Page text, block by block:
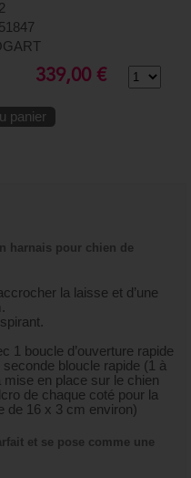
339,00 €
panier
harnais pour chien de
la laisse et d’une
1 boucle d’ouverture rapide
seconde bloucle rapide (1 à
en place sur le chien
de chaque coté pour la
de 16 x 3 cm environ)
et se pose comme une